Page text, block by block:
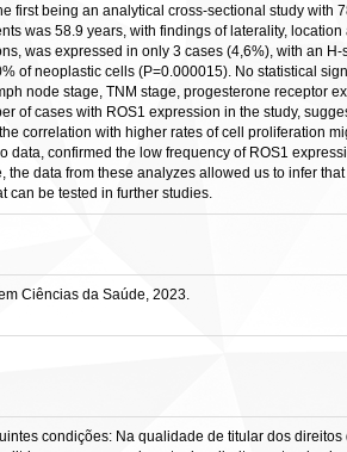
first being an analytical cross-sectional study with
was 58.9 years, with findings of laterality,
was expressed in only 3 cases (4,6%), with an
of neoplastic cells (P=0.000015). No statistical
node stage, TNM stage, progesterone receptor
of cases with ROS1 expression in the study,
correlation with higher rates of cell proliferation
confirmed the low frequency of ROS1
data from these analyzes allowed us to infer
can be tested in further studies.
Ciências da Saúde, 2023.
condições: Na qualidade de titular dos